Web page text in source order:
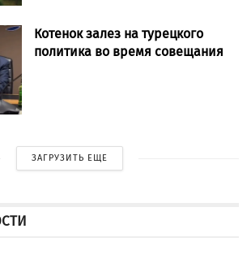
Котенок залез на турецкого
политика во время совещания
ЗАГРУЗИТЬ ЕЩЕ